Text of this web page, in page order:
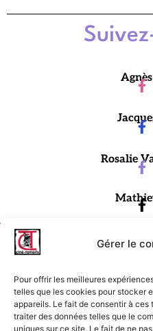
Gérer le
Pour offrir les meilleures
telles que les cookies pour stocker
appareils. Le fait de consentir à
traiter des données telles que le
uniques sur ce site. Le fait de ne
Rosalie
Ciné-